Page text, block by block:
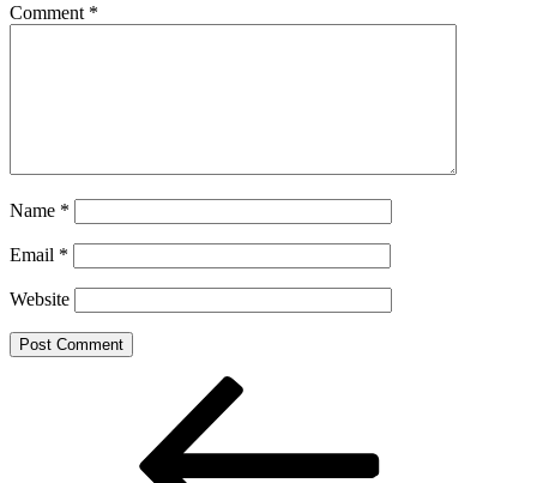
Comment *
Name *
Email *
Website